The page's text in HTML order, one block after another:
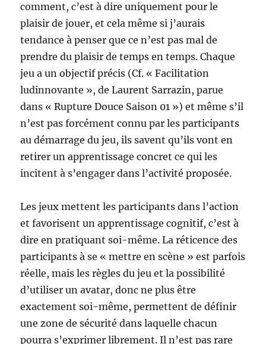
comment, c’est à dire uniquement pour le
plaisir de jouer, et cela même si j’aurais
tendance à penser que ce n’est pas mal de
prendre du plaisir de temps en temps. Chaque
jeu a un objectif précis (Cf. « Facilitation
ludinnovante », de Laurent Sarrazin, parue
dans « Rupture Douce Saison 01 ») et même s’il
n’est pas forcément connu par les participants
au démarrage du jeu, ils savent qu’ils vont en
retirer un apprentissage concret ce qui les
incitent à s’engager dans l’activité proposée.
Les jeux mettent les participants dans l’action
et favorisent un apprentissage cognitif, c’est à
dire en pratiquant soi-même. La réticence des
participants à se « mettre en scène » est parfois
réelle, mais les règles du jeu et la possibilité
d’utiliser un avatar, donc ne plus être
exactement soi-même, permettent de définir
une zone de sécurité dans laquelle chacun
pourra s’exprimer librement. Il n’est pas rare